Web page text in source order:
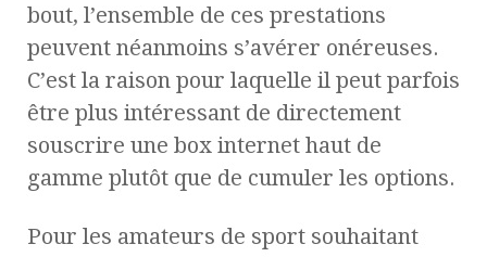
bout, l’ensemble de ces prestations
peuvent néanmoins s’avérer onéreuses.
C’est la raison pour laquelle il peut parfois
être plus intéressant de directement
souscrire une box internet haut de
gamme plutôt que de cumuler les options.
Pour les amateurs de sport souhaitant